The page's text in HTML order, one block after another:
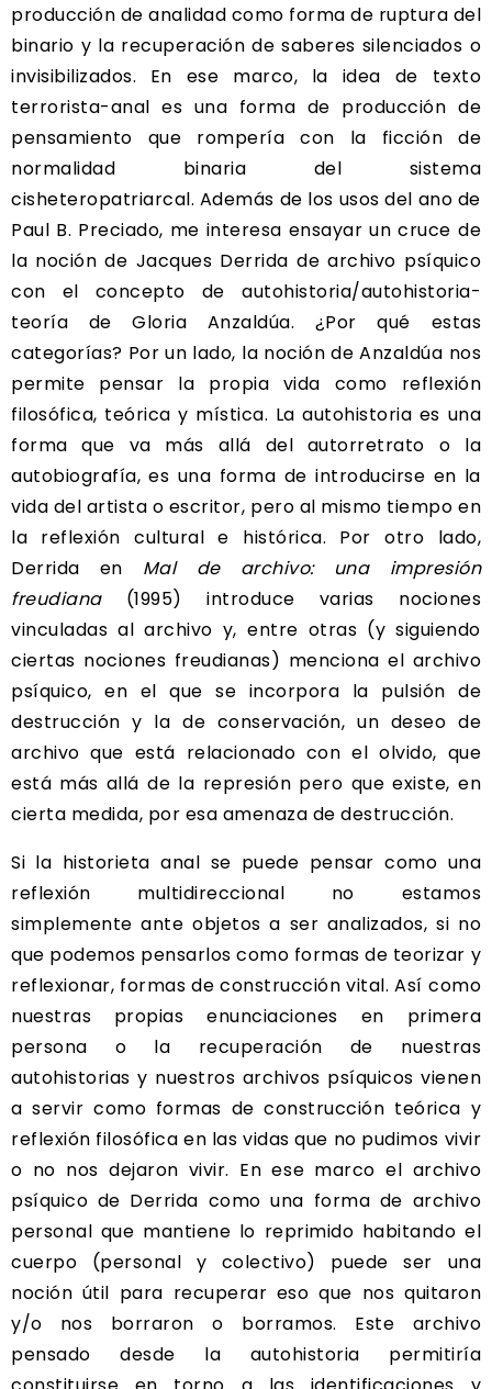
producción de analidad como forma de ruptura del
binario y la recuperación de saberes silenciados o
invisibilizados. En ese marco, la idea de texto
terrorista-anal es una forma de producción de
pensamiento que rompería con la ficción de
normalidad binaria del sistema
cisheteropatriarcal. Además de los usos del ano de
Paul B. Preciado, me interesa ensayar un cruce de
la noción de Jacques Derrida de archivo psíquico
con el concepto de autohistoria/autohistoria-
teoría de Gloria Anzaldúa. ¿Por qué estas
categorías? Por un lado, la noción de Anzaldúa nos
permite pensar la propia vida como reflexión
filosófica, teórica y mística. La autohistoria es una
forma que va más allá del autorretrato o la
autobiografía, es una forma de introducirse en la
vida del artista o escritor, pero al mismo tiempo en
la reflexión cultural e histórica. Por otro lado,
Derrida en Mal de archivo: una impresión
freudiana (1995) introduce varias nociones
vinculadas al archivo y, entre otras (y siguiendo
ciertas nociones freudianas) menciona el archivo
psíquico, en el que se incorpora la pulsión de
destrucción y la de conservación, un deseo de
archivo que está relacionado con el olvido, que
está más allá de la represión pero que existe, en
cierta medida, por esa amenaza de destrucción.
Si la historieta anal se puede pensar como una
reflexión multidireccional no estamos
simplemente ante objetos a ser analizados, si no
que podemos pensarlos como formas de teorizar y
reflexionar, formas de construcción vital. Así como
nuestras propias enunciaciones en primera
persona o la recuperación de nuestras
autohistorias y nuestros archivos psíquicos vienen
a servir como formas de construcción teórica y
reflexión filosófica en las vidas que no pudimos vivir
o no nos dejaron vivir. En ese marco el archivo
psíquico de Derrida como una forma de archivo
personal que mantiene lo reprimido habitando el
cuerpo (personal y colectivo) puede ser una
noción útil para recuperar eso que nos quitaron
y/o nos borraron o borramos. Este archivo
pensado desde la autohistoria permitiría